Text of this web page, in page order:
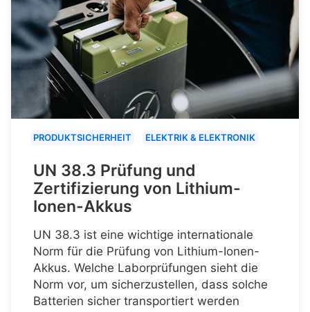
PRODUKTSICHERHEIT ELEKTRIK & ELEKTRONIK
UN 38.3 Prüfung und
Zertifizierung von Lithium-
Ionen-Akkus
UN 38.3 ist eine wichtige internationale
Norm für die Prüfung von Lithium-Ionen-
Akkus. Welche Laborprüfungen sieht die
Norm vor, um sicherzustellen, dass solche
Batterien sicher transportiert werden